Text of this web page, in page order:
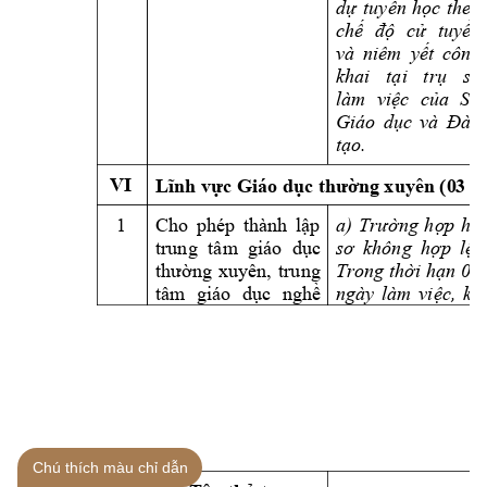
dự tuyển học theo
chế độ cử tuyển
và niêm yết công
khai
tại trụ
sở
làm việc của Sở
Giáo dục và Đào
tạo.
VI Lĩnh vực Giáo dục thường xuyên (03
1 Cho phép thành lập
trung tâm giáo dục
thường xuyên, trung
tâm
giáo dục nghề
a) Trường hợp hồ
sơ không hợp lệ:
Trong thời hạn 05
ngày làm việc, kể
Chú thích màu chỉ dẫn